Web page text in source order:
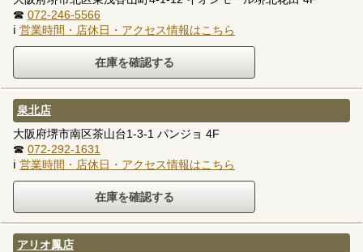
☎ 072-246-5566
ℹ 営業時間・店休日・アクセス情報はこちら
泉北店
大阪府堺市南区茶山台1-3-1 パンジョ 4F
☎ 072-292-1631
ℹ 営業時間・店休日・アクセス情報はこちら
アリオ鳳店